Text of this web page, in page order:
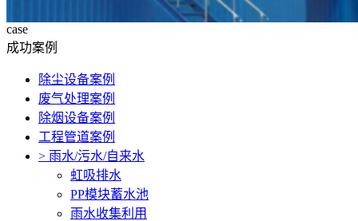
case
成功案例
除尘设备案例
废气处理案例
除烟设备案例
工程管道案例
> 雨水/污水/自来水
虹吸排水
PP模块蓄水池
雨水收集利用